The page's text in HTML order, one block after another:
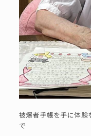
被爆者手帳を手に体験
で